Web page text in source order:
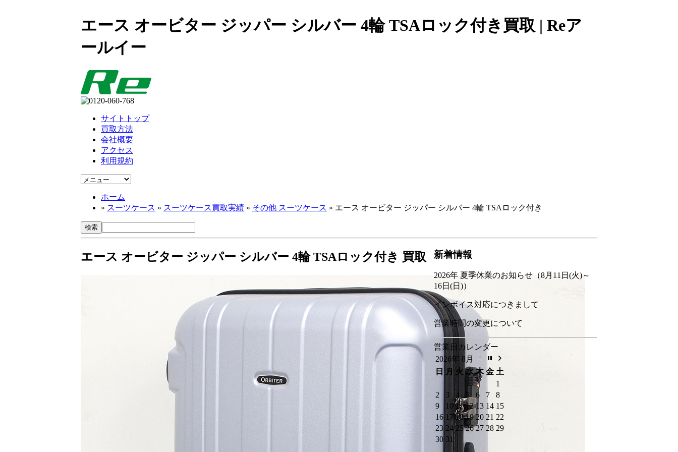
エース オービター ジッパー シルバー 4輪 TSAロック付き買取 | Reア
ールイー
サイトトップ
買取方法
会社概要
アクセス
利用規約
ホーム
» スーツケース » スーツケース買取実績 » その他 スーツケース » エース オービター ジッパー シルバー 4輪 TSAロック付き
エース オービター ジッパー シルバー 4輪 TSAロック付き 買取 新着情報
2026年 夏季休業のお知らせ（8月11日(火)～
16日(日)）
インボイス対応につきまして
営業時間の変更について
営業日カレンダー
2026年 8月
日
月 火 水 木 金 土
1
2
3 4 5 6 7
8
9
10 11 12 13 14 15
16 17 18 19 20 21 22
23 24 25 26 27 28 29
30 31